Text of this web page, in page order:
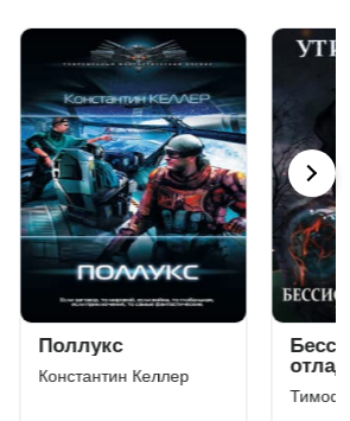
Особист
Владимир Поселягин